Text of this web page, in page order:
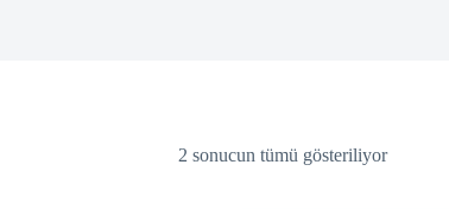
2 sonucun tümü gösteriliyor